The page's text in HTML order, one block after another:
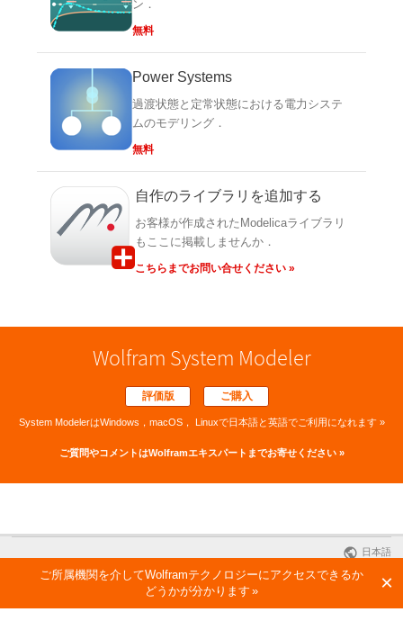
ン．
無料
Power Systems
過渡状態と定常状態における電力システ
ムのモデリング．
無料
自作のライブラリを追加する
お客様が作成されたModelicaライブラリ
もここに掲載しませんか．
こちらまでお問い合せください »
Wolfram System Modeler
評価版 ご購入
System ModelerはWindows，macOS， Linuxで日本語と英語でご利用になれます »
ご質問やコメントはWolframエキスパートまでお寄せください »
日本語
ご所属機関を介してWolframテクノロジーにアクセスできるか
どうかが分かります
×